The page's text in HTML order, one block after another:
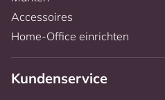
Accessoires
Home-Office einrichten
Kundenservice